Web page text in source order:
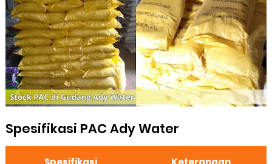
Spesifikasi PAC Ady Water